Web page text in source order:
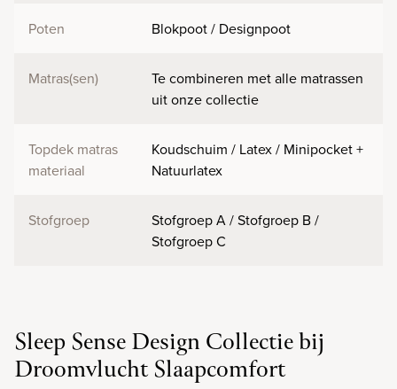
Poten Blokpoot / Designpoot
Matras(sen)
Te combineren met alle matrassen
uit onze collectie
Topdek matras
materiaal
Koudschuim / Latex / Minipocket +
Natuurlatex
Stofgroep
Stofgroep A / Stofgroep B /
Stofgroep C
Sleep Sense Design Collectie bij
Droomvlucht Slaapcomfort